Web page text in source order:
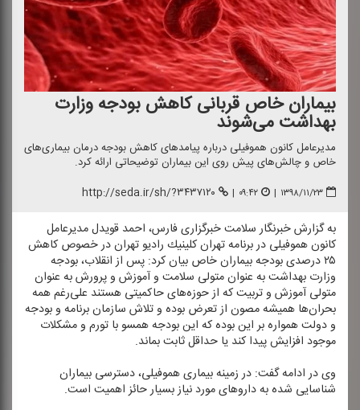
بیماران خاص قربانی كاهش بودجه وزارت
بهداشت می‌شوند
مدیرعامل كانون هموفیلی درباره پیامدهای كاهش بودجه درمان بیماری‌های
خاص و چالش‌های پیش روی این بیماران توضیحاتی ارائه كرد.
۱۳۹۸/۱۱/۲۳ | ۰۹:۴۲ | http://seda.ir/sh/?۳۴۳۷۱۲۰
به گزارش خبرنگار سلامت خبرگزاری فارس، احمد قویدل مدیرعامل
كانون هموفیلی در برنامه تهران كلینیك رادیو تهران در خصوص كاهش
۲۵ درصدی بودجه بیماران خاص بیان كرد: پس از انقلاب، بودجه
وزارت بهداشت به عنوان متولی سلامت و آموزش و پرورش به عنوان
متولی آموزش و تربیت كه از حوزه‌های حاكمیتی هستند علی‌رغم همه
بحران‌ها همیشه مصون از تعرض بوده و تلاش سازمان برنامه‌ و بودجه
و دولت همواره بر این بوده كه این بودجه همسو با تورم و مشكلات
موجود افزایش پیدا كند یا حداقل ثابت بماند.
وی در ادامه گفت: در زمینه بیماری هموفیلی، دسترسی بیماران
شناسایی شده به داروهای مورد نیاز بسیار حائز اهمیت است.